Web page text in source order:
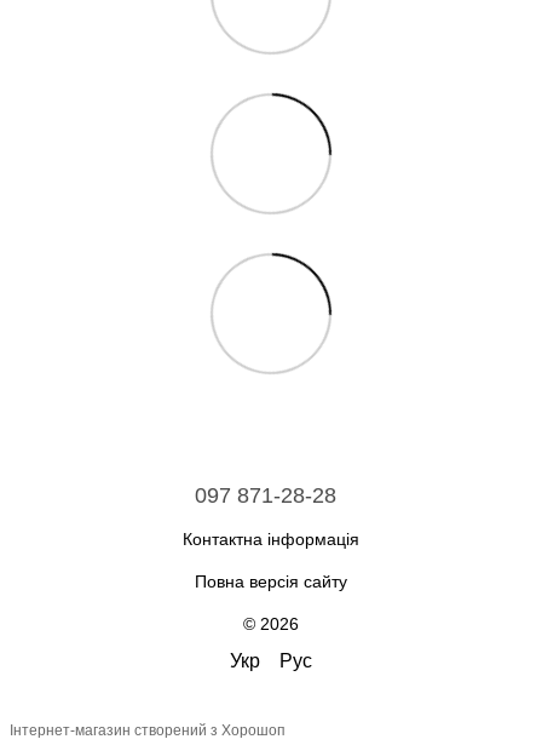
097 871-28-28
Контактна інформація
Повна версія сайту
© 2026
Укр Рус
Інтернет-магазин створений з Хорошоп